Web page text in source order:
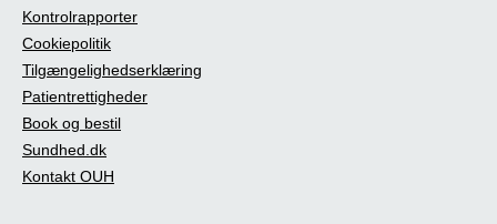
Kontrolrapporter
Cookiepolitik
Tilgængelighedserklæring
Patientrettigheder
Book og bestil
Sundhed.dk
Kontakt OUH